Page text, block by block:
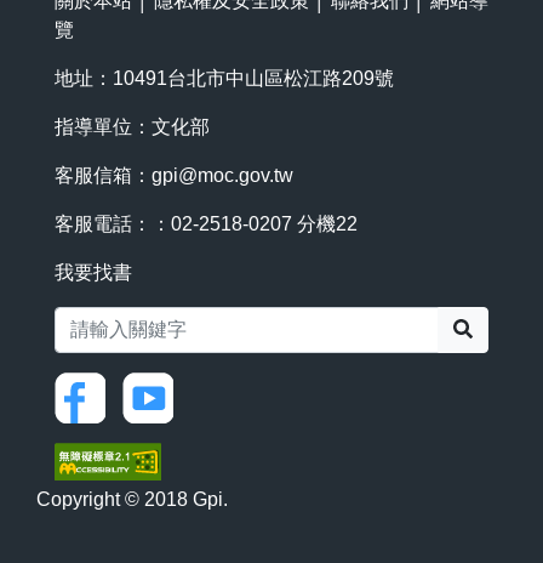
覽
地址：10491台北市中山區松江路209號
指導單位：文化部
客服信箱： gpi@moc.gov.tw
客服電話：：02-2518-0207 分機22
我要找書
Copyright © 2018 Gpi.